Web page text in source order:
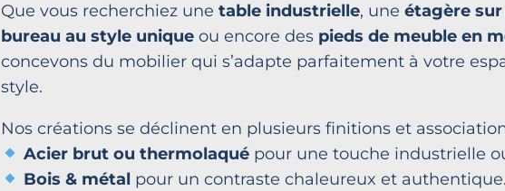
Que vous recherchiez une table industrielle, une étagère
bureau au style uniqueou encore des pieds de meuble en
concevons du mobilier qui s’adapte parfaitement à votre
style.
Nos créations se déclinent en plusieurs finitions et
Acier brut ou thermolaqué pour une touche industrielle
Bois & métal pour un contraste chaleureux et authentique.